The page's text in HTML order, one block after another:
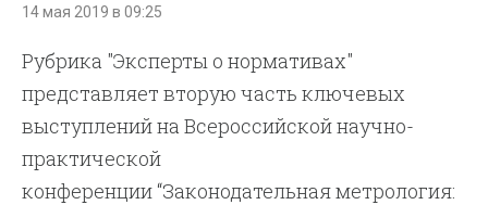
14 мая 2019 в 09:25
Рубрика "Эксперты о нормативах"
представляет вторую часть ключевых
выступлений на Всероссийской научно-
практической
конференции “Законодательная метрология: